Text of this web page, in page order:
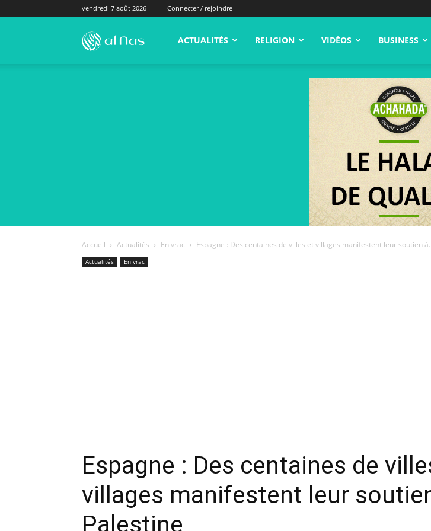
vendredi 7 août 2026 Connecter / rejoindre
alNas.fr ACTUALITÉS RELIGION VIDÉOS BUSINESS
Accueil Actualités En vrac Espagne : Des centaines de villes et villages manifestent leur soutien
Actualités En vrac
Espagne : Des centaines de
villages manifestent leur
Palestine